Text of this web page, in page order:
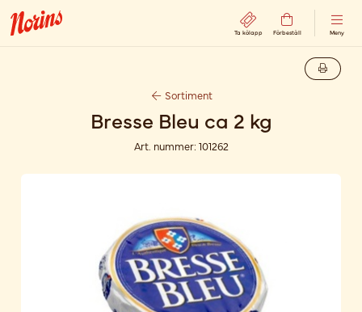
Ta kölapp Förbeställ Meny
Sortiment
Bresse Bleu ca 2 kg
Art. nummer: 101262